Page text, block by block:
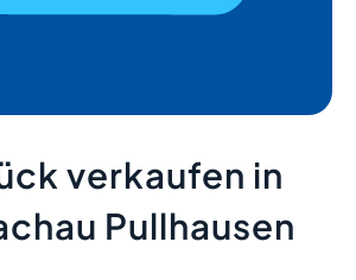
verkaufen in
Pullhausen